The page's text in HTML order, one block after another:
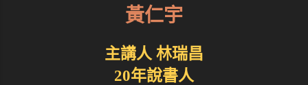
黃仁宇
主講人 林瑞昌
20年說書人